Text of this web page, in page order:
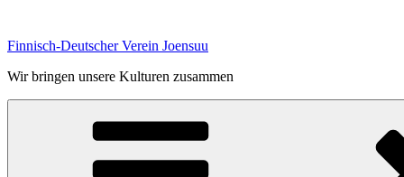
springen
Finnisch-Deutscher Verein Joensuu
Wir bringen unsere Kulturen zusammen